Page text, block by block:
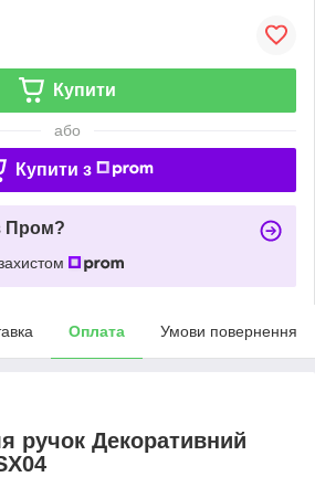
Купити
або
Купити з
Пром?
Оплата Умови повернення
ручок Декоративний